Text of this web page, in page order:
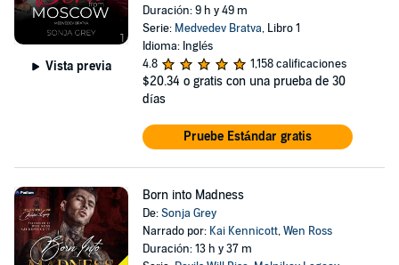
Vista previa
Duración: 9 h y 49 m
Serie: Medvedev Bratva, Libro 1
Idioma: Inglés
4.8
1,158 calificaciones
$20.34 o gratis con una prueba de 30
días
Pruebe Estándar gratis
Born into Madness
De:Sonja Grey
Narrado por: Kai Kennicott,Wen Ross
Duración: 13 h y 37 m